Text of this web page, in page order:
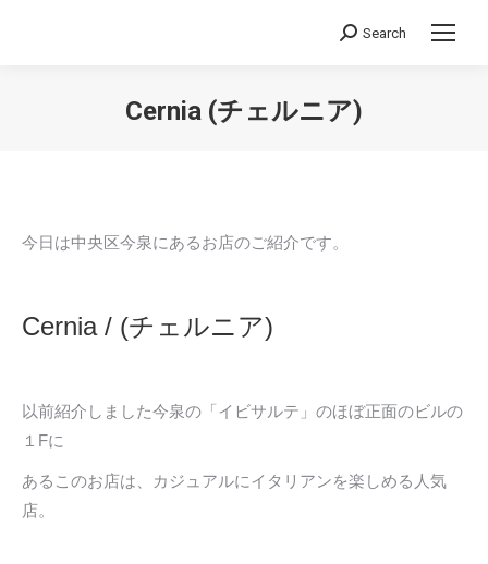
Search:
Search
Cernia (チェルニア)
今日は中央区今泉にあるお店のご紹介です。
Cernia / (チェルニア)
以前紹介しました今泉の「イビサルテ」のほぼ正面のビルの
１Fに
あるこのお店は、カジュアルにイタリアンを楽しめる人気
店。